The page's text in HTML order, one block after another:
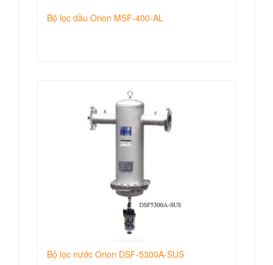
Bộ lọc dầu Orion MSF-400-AL
Bộ lọc nước Orion DSF-5300A-SUS